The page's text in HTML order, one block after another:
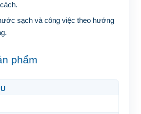
sạch và công việc theo hướng
phẩm